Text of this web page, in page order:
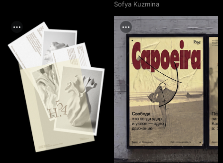
Sofya Kuzmina